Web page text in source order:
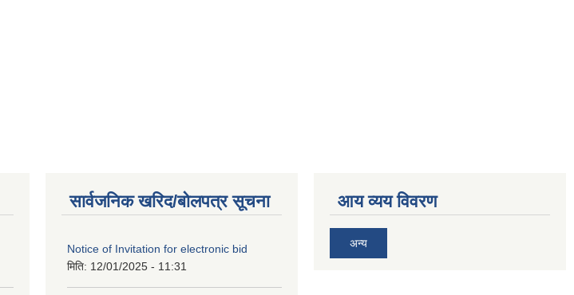
सार्वजनिक खरिद/बोलपत्र सूचना
Notice of Invitation for electronic bid
मिति: 12/01/2025 - 11:31
आय व्यय विवरण
अन्य